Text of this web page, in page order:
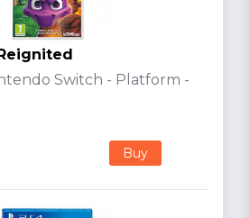
Switch - Platform -
Buy